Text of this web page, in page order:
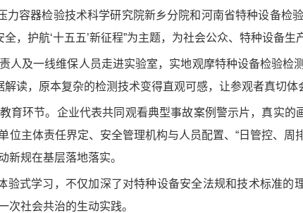
容器检验技术科学研究院新乡分院和河南省特种设备检
，护航‘十五五’新征程”为主题，为社会公众、特种设备
人及一线维保人员走进实验室，实地观摩特种设备检验检
读，原本复杂的检测技术变得直观可感，让参观者真切体
育环节。企业代表共同观看典型事故案例警示片，真实
位主体责任界定、安全管理机构与人员配置、“日管控、
新规在基层落地落实。
验式学习，不仅加深了对特种设备安全法规和技术标准
次社会共治的生动实践。